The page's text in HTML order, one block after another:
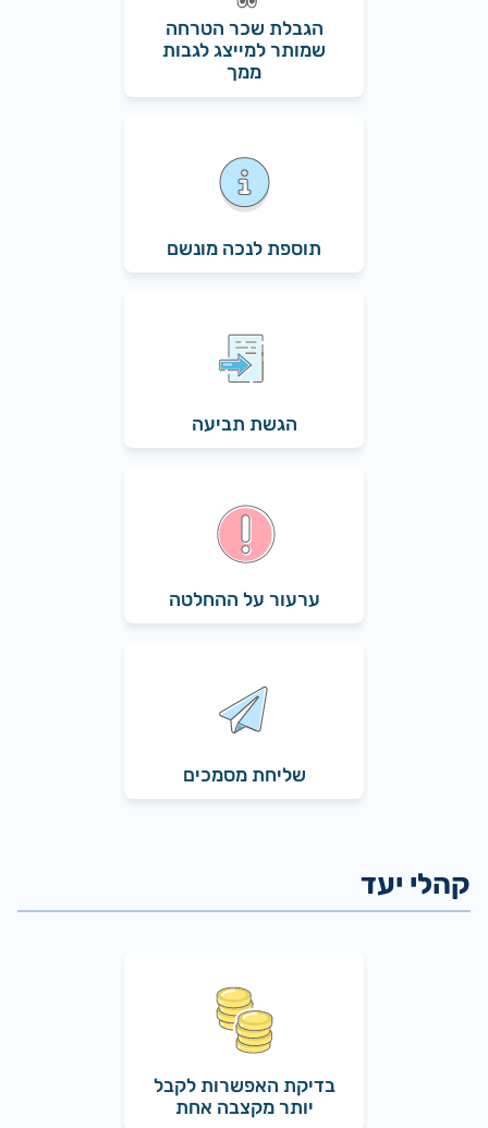
הגבלת שכר הטרחה
שמותר למייצג לגבות
ממך
תוספת לנכה מונשם
הגשת תביעה
ערעור על ההחלטה
שליחת מסמכים
בדיקת האפשרות לקבל
יותר מקצבה אחת